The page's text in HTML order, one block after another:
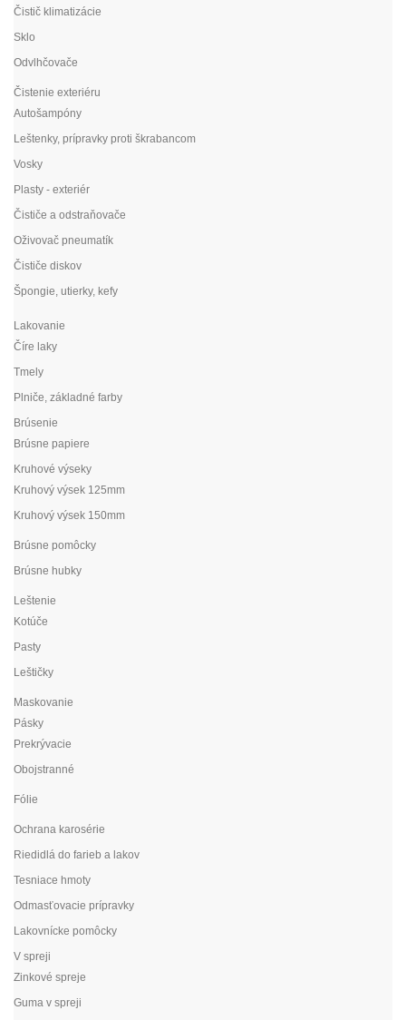
Čistič klimatizácie
Sklo
Odvlhčovače
Čistenie exteriéru
Autošampóny
Leštenky, prípravky proti škrabancom
Vosky
Plasty - exteriér
Čističe a odstraňovače
Oživovač pneumatík
Čističe diskov
Špongie, utierky, kefy
Lakovanie
Číre laky
Tmely
Plniče, základné farby
Brúsenie
Brúsne papiere
Kruhové výseky
Kruhový výsek 125mm
Kruhový výsek 150mm
Brúsne pomôcky
Brúsne hubky
Leštenie
Kotúče
Pasty
Leštičky
Maskovanie
Pásky
Prekrývacie
Obojstranné
Fólie
Ochrana karosérie
Riedidlá do farieb a lakov
Tesniace hmoty
Odmasťovacie prípravky
Lakovnícke pomôcky
V spreji
Zinkové spreje
Guma v spreji